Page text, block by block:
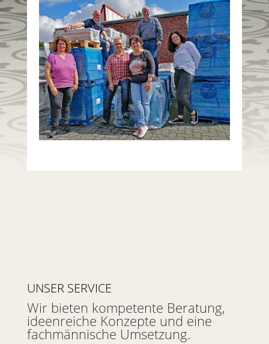
UNSER SERVICE
Wir bieten kompetente Beratung,
ideenreiche Konzepte und eine
fachmännische Umsetzung.